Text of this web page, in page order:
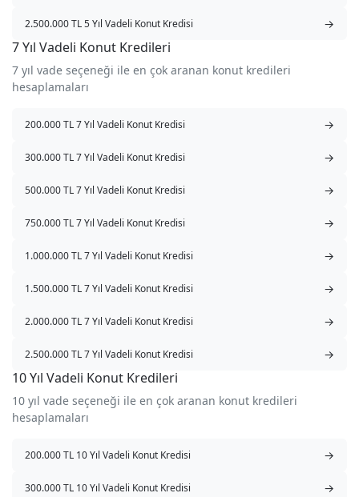
2.500.000 TL 5 Yıl Vadeli Konut Kredisi →
7 Yıl Vadeli Konut Kredileri
7 yıl vade seçeneği ile en çok aranan konut kredileri
hesaplamaları
200.000 TL 7 Yıl Vadeli Konut Kredisi →
300.000 TL 7 Yıl Vadeli Konut Kredisi →
500.000 TL 7 Yıl Vadeli Konut Kredisi →
750.000 TL 7 Yıl Vadeli Konut Kredisi →
1.000.000 TL 7 Yıl Vadeli Konut Kredisi →
1.500.000 TL 7 Yıl Vadeli Konut Kredisi →
2.000.000 TL 7 Yıl Vadeli Konut Kredisi →
2.500.000 TL 7 Yıl Vadeli Konut Kredisi →
10 Yıl Vadeli Konut Kredileri
10 yıl vade seçeneği ile en çok aranan konut kredileri
hesaplamaları
200.000 TL 10 Yıl Vadeli Konut Kredisi →
300.000 TL 10 Yıl Vadeli Konut Kredisi →